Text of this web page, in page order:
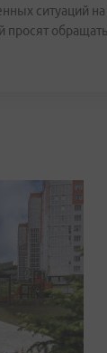
ситуаций
просят